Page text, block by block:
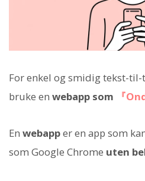
For enkel og smidig tekst-til-
bruke en webapp som 『
En webapper en app som
som Google Chrome uten